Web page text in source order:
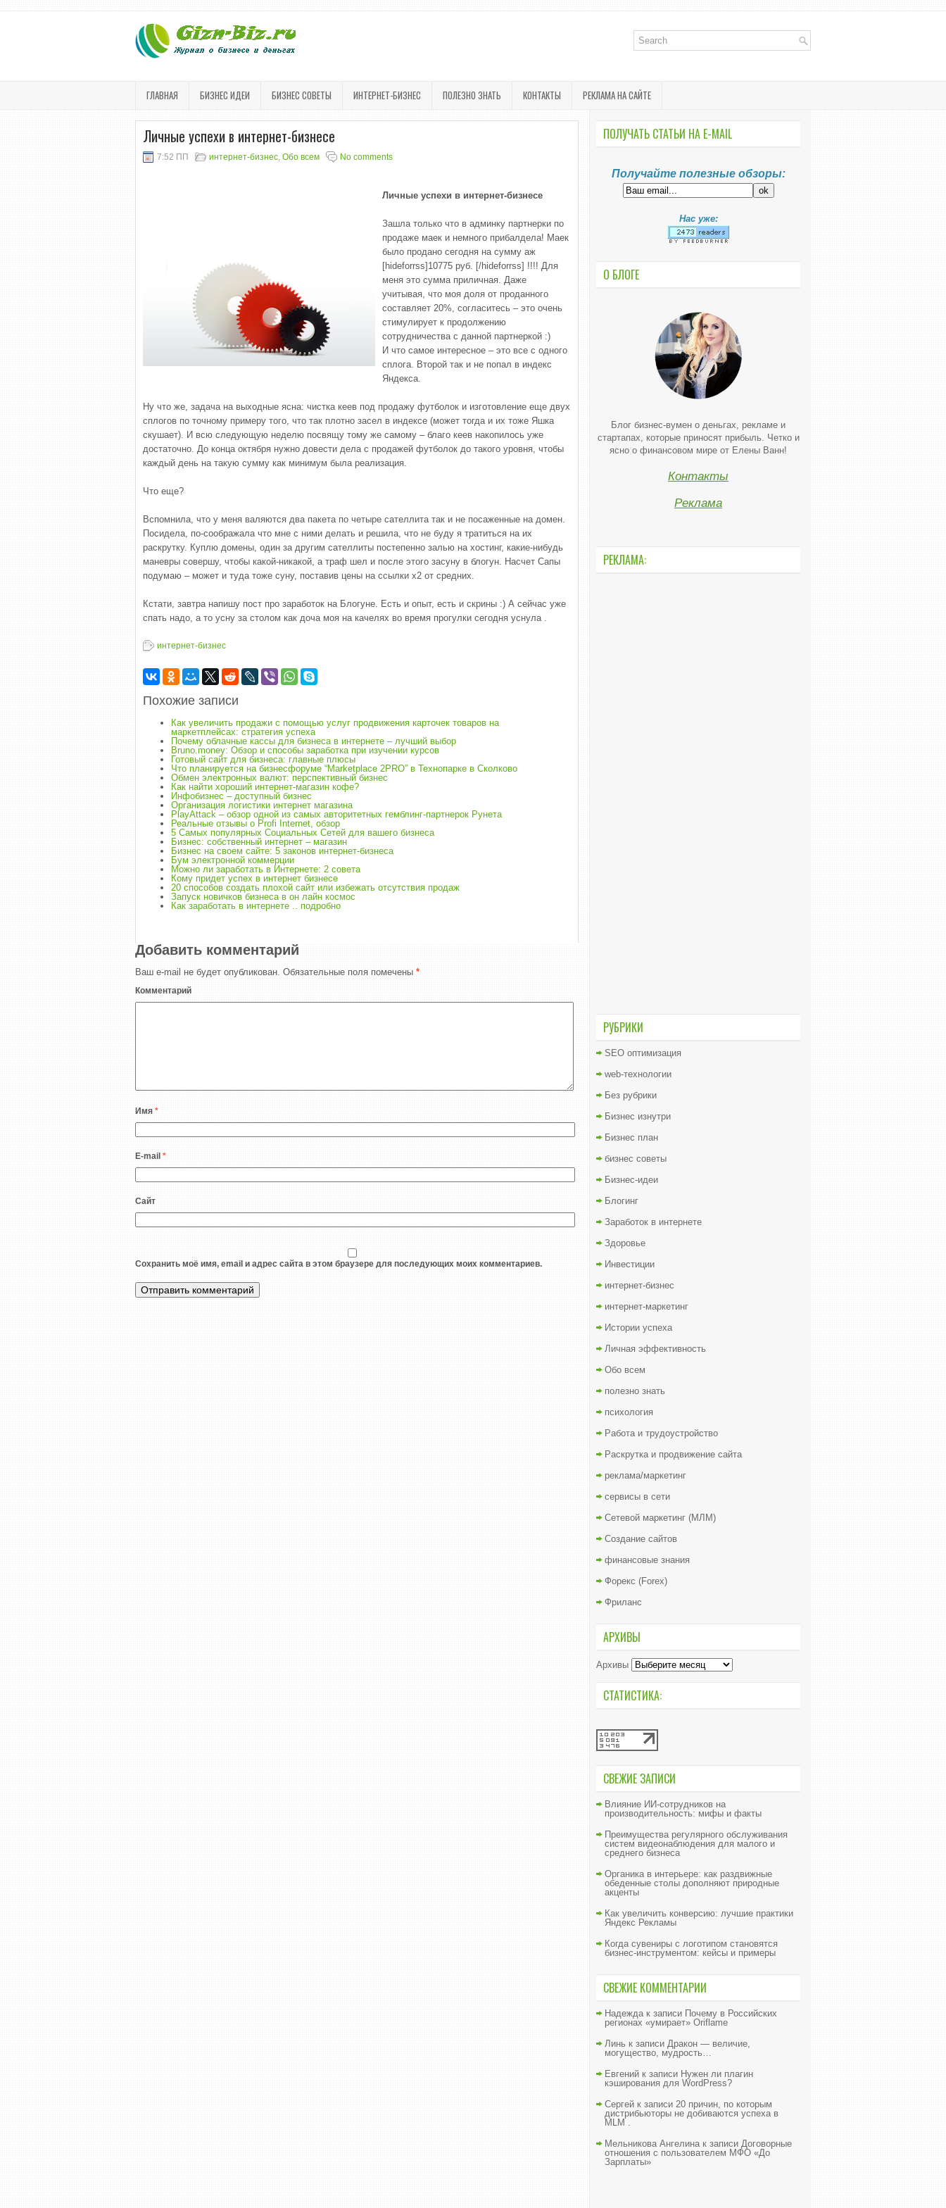
ГЛАВНАЯ БИЗНЕС ИДЕИ БИЗНЕС СОВЕТЫ ИНТЕРНЕТ-БИЗНЕС ПОЛЕЗНО ЗНАТЬ КОНТАКТЫ РЕКЛАМА НА САЙТЕ
Личные успехи в интернет-бизнесе
7:52 ПП интернет-бизнес, Обо всем No comments
Личные успехи в интернет-бизнесе
Зашла только что в админку партнерки по
продаже маек и немного прибалдела! Маек
было продано сегодня на сумму аж
[hideforrss]10775 руб. [/hideforrss] !!!! Для
меня это сумма приличная. Даже
учитывая, что моя доля от проданного
составляет 20%, согласитесь – это очень
стимулирует к продолжению
сотрудничества с данной партнеркой :)
И что самое интересное – это все с одного
сплога. Второй так и не попал в индекс
Яндекса.
Ну что же, задача на выходные ясна: чистка кеев под продажу футболок и изготовление еще двух
сплогов по точному примеру того, что так плотно засел в индексе (может тогда и их тоже Яшка
скушает). И всю следующую неделю посвящу тому же самому – благо кеев накопилось уже
достаточно. До конца октября нужно довести дела с продажей футболок до такого уровня, чтобы
каждый день на такую сумму как минимум была реализация.
Что еще?
Вспомнила, что у меня валяются два пакета по четыре сателлита так и не посаженные на домен.
Посидела, по-соображала что мне с ними делать и решила, что не буду я тратиться на их
раскрутку. Куплю домены, один за другим сателлиты постепенно залью на хостинг, какие-нибудь
маневры совершу, чтобы какой-никакой, а траф шел и после этого засуну в блогун. Насчет Сапы
подумаю – может и туда тоже суну, поставив цены на ссылки х2 от средних.
Кстати, завтра напишу пост про заработок на Блогуне. Есть и опыт, есть и скрины :) А сейчас уже
спать надо, а то усну за столом как доча моя на качелях во время прогулки сегодня уснула .
интернет-бизнес
Похожие записи
Как увеличить продажи с помощью услуг продвижения карточек товаров на
маркетплейсах: стратегия успеха
Почему облачные кассы для бизнеса в интернете – лучший выбор
Bruno.money: Обзор и способы заработка при изучении курсов
Готовый сайт для бизнеса: главные плюсы
Что планируется на бизнесфоруме “Marketplace 2PRO” в Технопарке в Сколково
Обмен электронных валют: перспективный бизнес
Как найти хороший интернет-магазин кофе?
Инфобизнес – доступный бизнес
Организация логистики интернет магазина
PlayAttack – обзор одной из самых авторитетных гемблинг-партнерок Рунета
Реальные отзывы о Profi Internet, обзор
5 Самых популярных Социальных Сетей для вашего бизнеса
Бизнес: собственный интернет – магазин
Бизнес на своем сайте: 5 законов интернет-бизнеса
Бум электронной коммерции
Можно ли заработать в Интернете: 2 совета
Кому придет успех в интернет бизнесе
20 способов создать плохой сайт или избежать отсутствия продаж
Запуск новичков бизнеса в он лайн космос
Как заработать в интернете .. подробно
Добавить комментарий
Ваш e-mail не будет опубликован. Обязательные поля помечены *
Комментарий
Имя *
E-mail *
Сайт
Сохранить моё имя, email и адрес сайта в этом браузере для последующих моих комментариев.
ПОЛУЧАТЬ СТАТЬИ НА E-MАIL
Получайте полезные обзоры:
Нас уже:
О БЛОГЕ
Блог бизнес-вумен о деньгах, рекламе и
стартапах, которые приносят прибыль. Четко и
ясно о финансовом мире от Елены Ванн!
Контакты
Реклама
РЕКЛАМА:
РУБРИКИ
SEO оптимизация
web-технологии
Без рубрики
Бизнес изнутри
Бизнес план
бизнес советы
Бизнес-идеи
Блогинг
Заработок в интернете
Здоровье
Инвестиции
интернет-бизнес
интернет-маркетинг
Истории успеха
Личная эффективность
Обо всем
полезно знать
психология
Работа и трудоустройство
Раскрутка и продвижение сайта
реклама/маркетинг
сервисы в сети
Сетевой маркетинг (МЛМ)
Создание сайтов
финансовые знания
Форекс (Forex)
Фриланс
АРХИВЫ
Архивы
СТАТИСТИКА:
СВЕЖИЕ ЗАПИСИ
Влияние ИИ‑сотрудников на
производительность: мифы и факты
Преимущества регулярного обслуживания
систем видеонаблюдения для малого и
среднего бизнеса
Органика в интерьере: как раздвижные
обеденные столы дополняют природные
акценты
Как увеличить конверсию: лучшие практики
Яндекс Рекламы
Когда сувениры с логотипом становятся
бизнес-инструментом: кейсы и примеры
СВЕЖИЕ КОММЕНТАРИИ
Надеждак записи Почему в Российских
регионах «умирает» Oriflame
Линь к записи Дракон — величие,
могущество, мудрость…
Евгений к записи Нужен ли плагин
кэширования для WordPress?
Сергей к записи 20 причин, по которым
дистрибьюторы не добиваются успеха в
MLM .
Мельникова Ангелинак записи Договорные
отношения с пользователем МФО «До
Зарплаты»